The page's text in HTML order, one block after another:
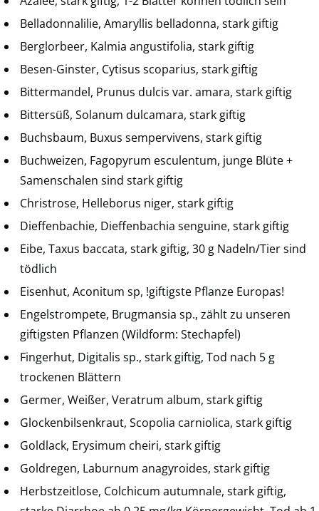
Belladonnalilie, Amaryllis belladonna, stark giftig
Berglorbeer, Kalmia angustifolia, stark giftig
Besen-Ginster, Cytisus scoparius, stark giftig
Bittermandel, Prunus dulcis var. amara, stark giftig
Bittersüß, Solanum dulcamara, stark giftig
Buchsbaum, Buxus sempervivens, stark giftig
Buchweizen, Fagopyrum esculentum, junge Blüte +
Samenschalen sind stark giftig
Christrose, Helleborus niger, stark giftig
Dieffenbachie, Dieffenbachia senguine, stark giftig
Eibe, Taxus baccata, stark giftig, 30 g Nadeln/Tier sind
tödlich
Eisenhut, Aconitum sp, !giftigste Pflanze Europas!
Engelstrompete, Brugmansia sp., zählt zu unseren
giftigsten Pflanzen (Wildform: Stechapfel)
Fingerhut, Digitalis sp., stark giftig, Tod nach 5 g
trockenen Blättern
Germer, Weißer, Veratrum album, stark giftig
Glockenbilsenkraut, Scopolia carniolica, stark giftig
Goldlack, Erysimum cheiri, stark giftig
Goldregen, Laburnum anagyroides, stark giftig
Herbstzeitlose, Colchicum autumnale, stark giftig,